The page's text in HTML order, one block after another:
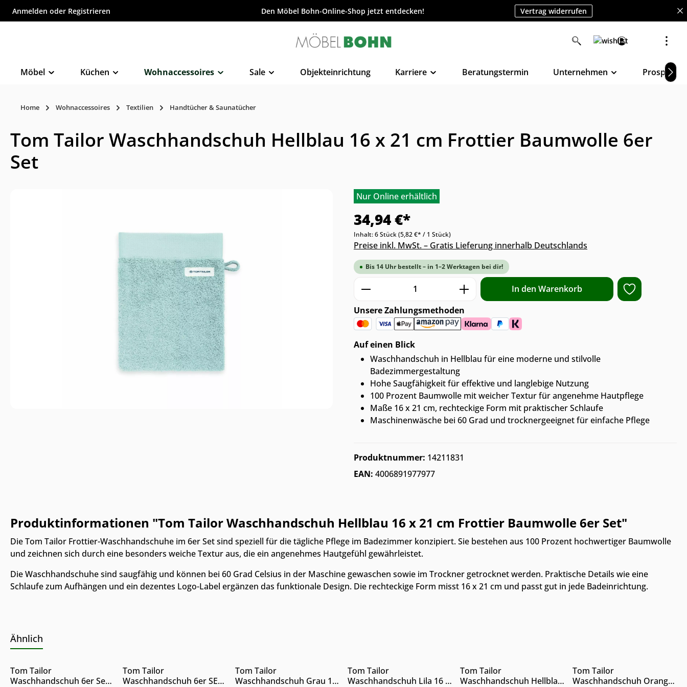
springen
Anmelden oder Registrieren Den Möbel Bohn-Online-Shop jetzt entdecken! Vertrag widerrufen
Möbel Küchen Wohnaccessoires Sale Objekteinrichtung Karriere Beratungstermin Unternehmen Prospekte
Home Wohnaccessoires Textilien Handtücher & Saunatücher
Tom Tailor Waschhandschuh Hellblau 16 x 21 cm Frottier Baumwolle 6er
Set
Nur Online erhältlich
34,94 €*
Inhalt:6 Stück(5,82 €* / 1 Stück)
Preise inkl. MwSt. – Gratis Lieferung innerhalb Deutschlands
Bis 14 Uhr bestellt – in 1–2 Werktagen bei dir!
Produkt Anzahl: Gib den gewünschten Wert ein oder
In den Warenkorb
Unsere Zahlungsmethoden
Auf einen Blick
Waschhandschuh in Hellblau für eine moderne und stilvolle
Badezimmergestaltung
Hohe Saugfähigkeit für effektive und langlebige Nutzung
100 Prozent Baumwolle mit weicher Textur für angenehme Hautpflege
Maße 16 x 21 cm, rechteckige Form mit praktischer Schlaufe
Maschinenwäsche bei 60 Grad und trocknergeeignet für einfache Pflege
Produktnummer: 14211831
EAN: 4006891977977
Produktinformationen "Tom Tailor Waschhandschuh Hellblau 16 x 21 cm Frottier Baumwolle 6er Set"
Die Tom Tailor Frottier-Waschhandschuhe im 6er Set sind speziell für die tägliche Pflege im Badezimmer konzipiert. Sie bestehen aus 100 Prozent hochwertiger Baumwolle
und zeichnen sich durch eine besonders weiche Textur aus, die ein angenehmes Hautgefühl gewährleistet.
Die Waschhandschuhe sind saugfähig und können bei 60 Grad Celsius in der Maschine gewaschen sowie im Trockner getrocknet werden. Praktische Details wie eine
Schlaufe zum Aufhängen und ein dezentes Logo-Label ergänzen das funktionale Design. Die rechteckige Form misst 16 x 21 cm und passt gut in jede Badeinrichtung.
Ähnlich
Nur Online erhältlich
Produkt Anzahl: Gib den gewünschten Wert ein oder benutze die Schaltflächen, um die Anzahl zu erhöhen oder zu
Tom Tailor
Waschhandschuh 6er Set
Produkt Anzahl: Gib den gewünschten Wert ein oder benutze die Schaltflächen, um die Anzahl
Tom Tailor
Waschhandschuh 6er SET
Produkt Anzahl: Gib den gewünschten Wert ein oder benutze die
Tom Tailor
Waschhandschuh Grau 16
Produkt Anzahl: Gib den gewünschten Wert ein oder
Tom Tailor
Waschhandschuh Lila 16 x
Produkt Anzahl: Gib den
Tom Tailor
Waschhandschuh Hellblau
Produkt Anzahl:
Tom Tailor
Waschhandschuh Orange